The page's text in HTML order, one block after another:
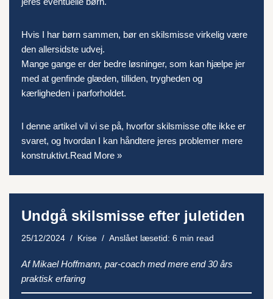
Hvis I har børn sammen, bør en skilsmisse virkelig være
den allersidste udvej.
Mange gange er der bedre løsninger, som kan hjælpe jer
med at genfinde glæden, tilliden, trygheden og
kærligheden i parforholdet.
I denne artikel vil vi se på, hvorfor skilsmisse ofte ikke er
svaret, og hvordan I kan håndtere jeres problemer mere
konstruktivt.Read More »
Undgå skilsmisse efter juletiden
25/12/2024 Krise Anslået læsetid: 6 min read
Af Mikael Hoffmann, par-coach med mere end 30 års
praktisk erfaring